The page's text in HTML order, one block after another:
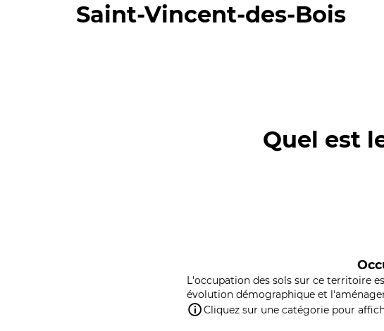
Saint-Vincent-des-Bois
Quel est
L'occupation des sols sur ce territoire
évolution démographique et
Cliquez sur une catégorie pour